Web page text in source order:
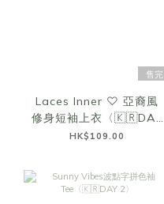
售完
Laces Inner ♡ 亞裔風
修身短袖上衣〈🇰🇷DAY
2〉
HK$109.00